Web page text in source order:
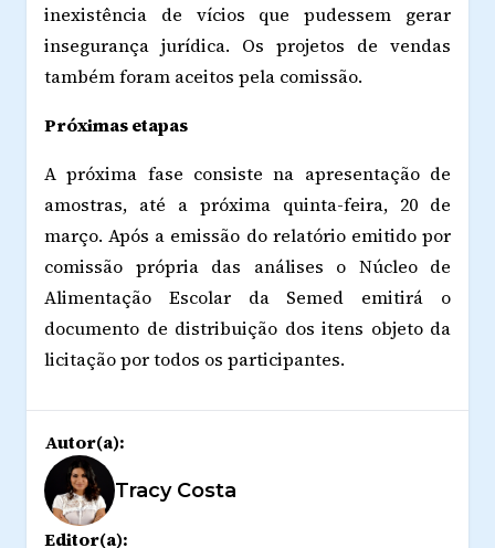
inexistência de vícios que pudessem gerar
insegurança jurídica. Os projetos de vendas
também foram aceitos pela comissão.
Próximas etapas
A próxima fase consiste na apresentação de
amostras, até a próxima quinta-feira, 20 de
março. Após a emissão do relatório emitido por
comissão própria das análises o Núcleo de
Alimentação Escolar da Semed emitirá o
documento de distribuição dos itens objeto da
licitação por todos os participantes.
Autor(a):
Tracy Costa
Editor(a):